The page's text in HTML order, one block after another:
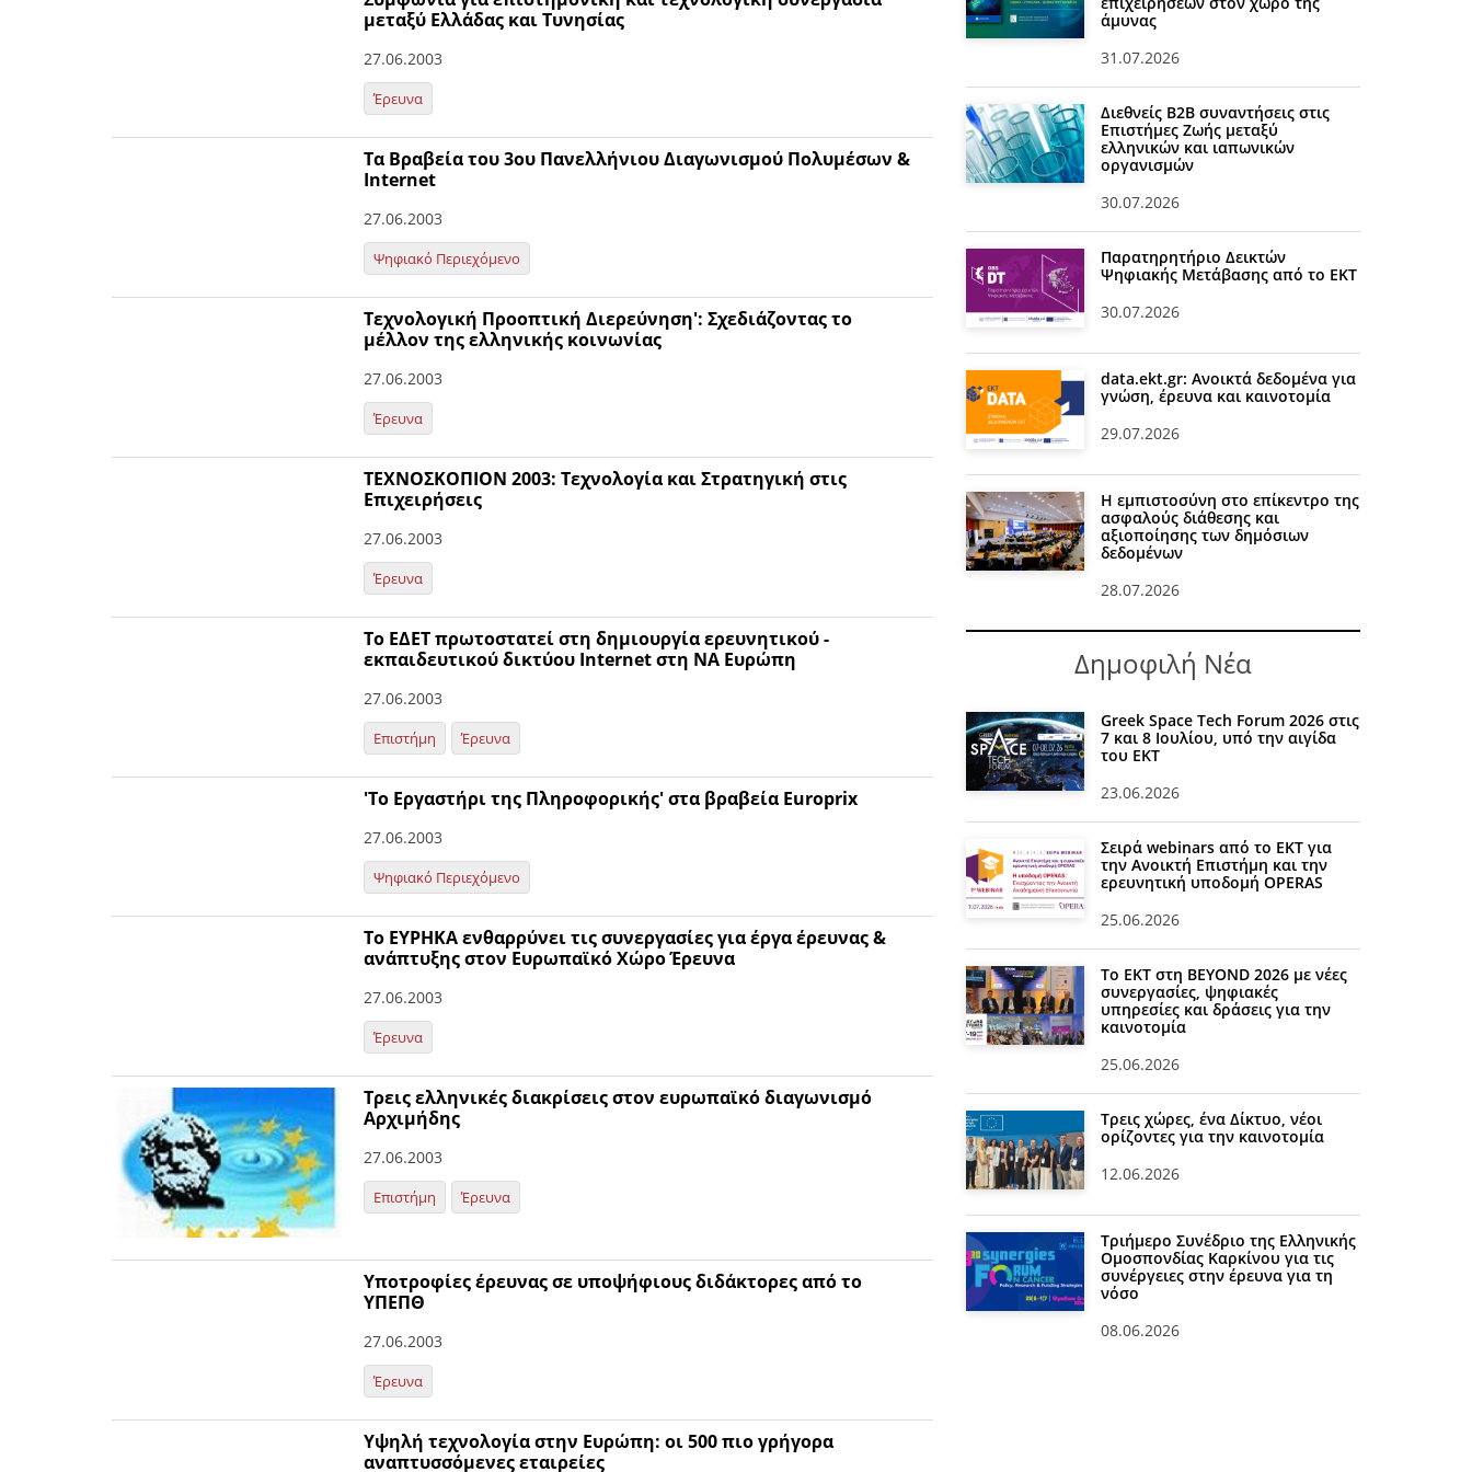
μεταξύ Ελλάδας και Τυνησίας
27.06.2003
Έρευνα
Τα Βραβεία του 3ου Πανελλήνιου Διαγωνισμού Πολυμέσων &
Internet
27.06.2003
Ψηφιακό Περιεχόμενο
Τεχνολογική Προοπτική Διερεύνηση': Σχεδιάζοντας το
μέλλον της ελληνικής κοινωνίας
27.06.2003
Έρευνα
ΤΕΧΝΟΣΚΟΠΙΟΝ 2003: Τεχνολογία και Στρατηγική στις
Επιχειρήσεις
27.06.2003
Έρευνα
Το ΕΔΕΤ πρωτοστατεί στη δημιουργία ερευνητικού -
εκπαιδευτικού δικτύου Internet στη ΝΑ Ευρώπη
27.06.2003
Επιστήμη Έρευνα
'Το Εργαστήρι της Πληροφορικής' στα βραβεία Europrix
27.06.2003
Ψηφιακό Περιεχόμενο
Το ΕΥΡΗΚΑ ενθαρρύνει τις συνεργασίες για έργα έρευνας &
ανάπτυξης στον Ευρωπαϊκό Χώρο Έρευνα
27.06.2003
Έρευνα
Τρεις ελληνικές διακρίσεις στον ευρωπαϊκό διαγωνισμό
Αρχιμήδης
27.06.2003
Επιστήμη Έρευνα
Υποτροφίες έρευνας σε υποψήφιους διδάκτορες από το
ΥΠΕΠΘ
27.06.2003
Έρευνα
Υψηλή τεχνολογία στην Ευρώπη: οι 500 πιο γρήγορα
αναπτυσσόμενες εταιρείες
άμυνας
31.07.2026
Διεθνείς Β2Β συναντήσεις στις
Επιστήμες Ζωής μεταξύ
ελληνικών και ιαπωνικών
οργανισμών
30.07.2026
Παρατηρητήριο Δεικτών
Ψηφιακής Μετάβασης από το ΕΚΤ
30.07.2026
data.ekt.gr: Ανοικτά δεδομένα για
γνώση, έρευνα και καινοτομία
29.07.2026
Η εμπιστοσύνη στο επίκεντρο της
ασφαλούς διάθεσης και
αξιοποίησης των δημόσιων
δεδομένων
28.07.2026
Δημοφιλή Νέα
Greek Space Tech Forum 2026 στις
7 και 8 Ιουλίου, υπό την αιγίδα
του ΕΚΤ
23.06.2026
Σειρά webinars από το ΕΚΤ για
την Ανοικτή Επιστήμη και την
ερευνητική υποδομή OPERAS
25.06.2026
Το ΕΚΤ στη BEYOND 2026 με νέες
συνεργασίες, ψηφιακές
υπηρεσίες και δράσεις για την
καινοτομία
25.06.2026
Τρεις χώρες, ένα Δίκτυο, νέοι
ορίζοντες για την καινοτομία
12.06.2026
Τριήμερο Συνέδριο της Ελληνικής
Ομοσπονδίας Καρκίνου για τις
συνέργειες στην έρευνα για τη
νόσο
08.06.2026